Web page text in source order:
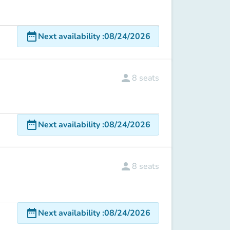
date_rangeNext availability:08/24/2026
person 8 seats
date_rangeNext availability:08/24/2026
person 8 seats
date_rangeNext availability:08/24/2026